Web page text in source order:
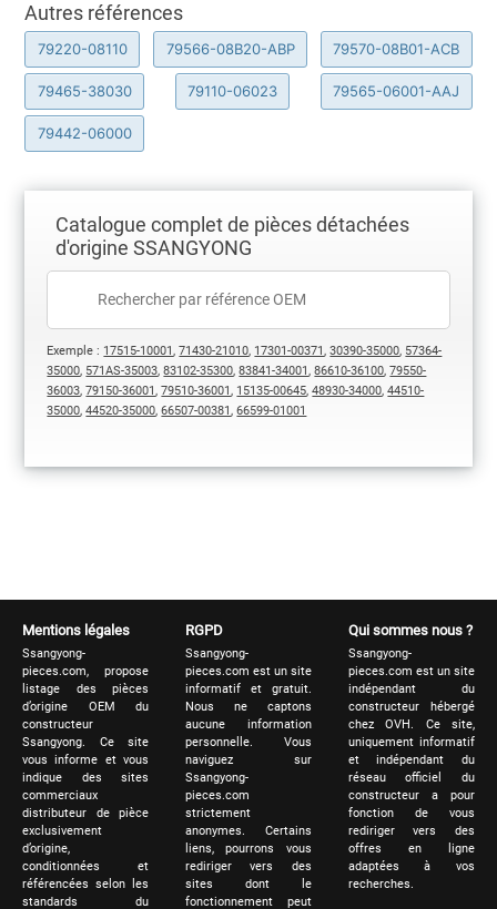
Autres références
79220-08110 79566-08B20-ABP 79570-08B01-ACB
79465-38030 79110-06023 79565-06001-AAJ
79442-06000
Catalogue complet de pièces détachées
d'origine SSANGYONG
Exemple : 17515-10001,71430-21010, 17301-00371,30390-35000, 57364-
35000, 571AS-35003,83102-35300,83841-34001,86610-36100,79550-
36003,79150-36001,79510-36001, 15135-00645,48930-34000,44510-
35000,44520-35000,66507-00381,66599-01001
Mentions légales
Ssangyong-
pieces.com, propose
listage des pièces
d’origine OEM du
constructeur
Ssangyong. Ce site
vous informe et vous
indique des sites
commerciaux
distributeur de pièce
exclusivement
d’origine,
conditionnées et
référencées selon les
standards du
RGPD
Ssangyong-
pieces.com est un site
informatif et gratuit.
Nous ne captons
aucune information
personnelle. Vous
naviguez sur
Ssangyong-
pieces.com
strictement
anonymes. Certains
liens, pourrons vous
rediriger vers des
sites dont le
fonctionnement peut
Qui sommes nous ?
Ssangyong-
pieces.com est un site
indépendant du
constructeur hébergé
chez OVH. Ce site,
uniquement informatif
et indépendant du
réseau officiel du
constructeur a pour
fonction de vous
rediriger vers des
offres en ligne
adaptées à vos
recherches.